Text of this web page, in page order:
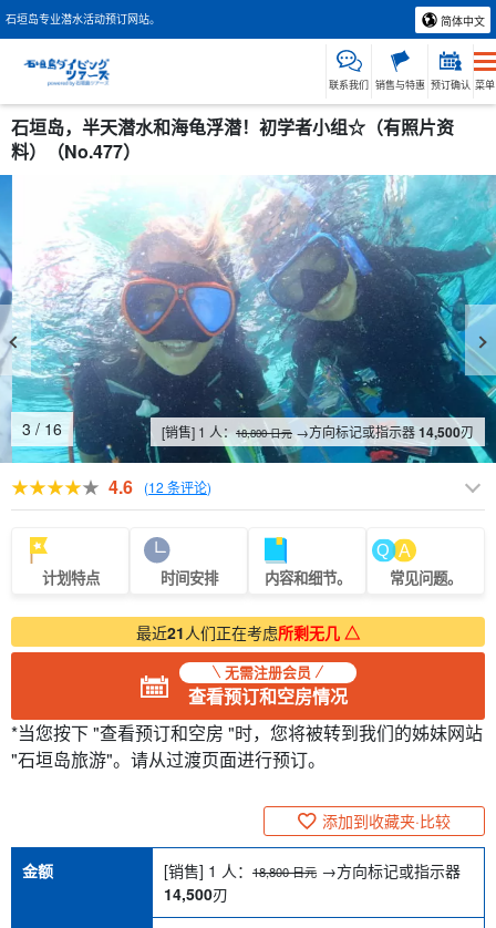
石垣岛专业潜水活动预订网站。 简体中文
联系我们 销售与特惠 预订确认 菜单
石垣岛，半天潜水和海龟浮潜！初学者小组☆（有照片资
料）（No.477）
4 / 16 [销售] 1 人： 18,800 日元 →方向标记或指示器14,500刃
4.6 (12 条评论)
计划特点 时间安排 内容和细节。 常见问题。
最近21人们正在考虑所剩无几 △
无需注册会员
查看预订和空房情况
*当您按下 "查看预订和空房 "时，您将被转到我们的姊妹网站
"石垣岛旅游"。请从过渡页面进行预订。
添加到收藏夹·比较
金额 [销售] 1 人： 18,800 日元 →方向标记或指示器
14,500刃